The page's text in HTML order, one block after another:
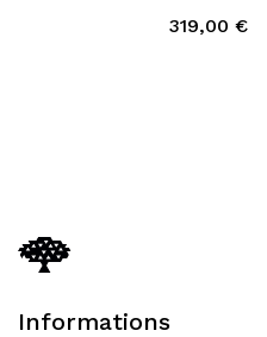
Prix
319,00 €
Informations